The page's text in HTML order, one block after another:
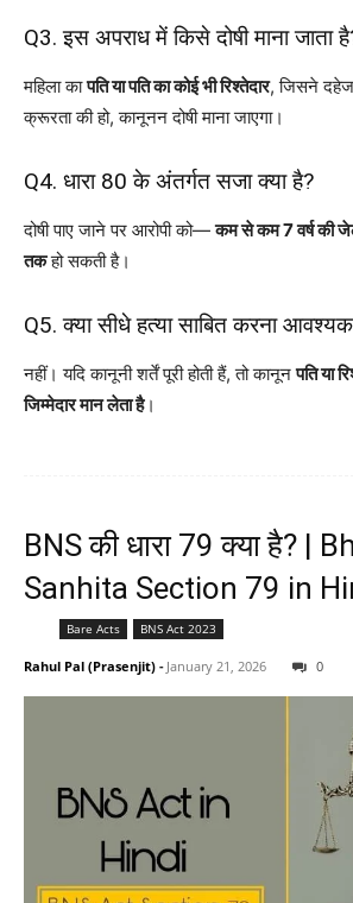
Q3. इस अपराध में किसे दोषी माना जाता
महिला कापति या पति का कोई भी रिश्तेदार, जिसने
क्रूरता की हो, कानूनन दोषी माना जाएगा।
Q4. धारा 80 के अंतर्गत सजा क्या है?
दोषी पाए जाने पर आरोपी को—कम से कम 7 वर्ष की
तकहो सकती है।
Q5. क्या सीधे हत्या साबित करना
नहीं। यदि कानूनी शर्तें पूरी होती हैं, तो कानूनपति या
जिम्मेदार मान लेता है।
BNS की धारा 79 क्या है? |
Sanhita Section 79 in
Bare Acts BNS Act 2023
Rahul Pal (Prasenjit) - January 21, 2026 0